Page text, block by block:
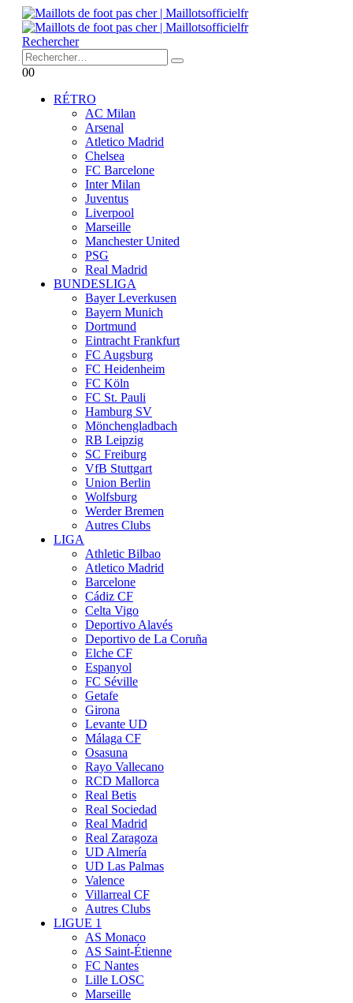
Rechercher
00
RÉTRO
AC Milan
Arsenal
Atletico Madrid
Chelsea
FC Barcelone
Inter Milan
Juventus
Liverpool
Marseille
Manchester United
PSG
Real Madrid
BUNDESLIGA
Bayer Leverkusen
Bayern Munich
Dortmund
Eintracht Frankfurt
FC Augsburg
FC Heidenheim
FC Köln
FC St. Pauli
Hamburg SV
Mönchengladbach
RB Leipzig
SC Freiburg
VfB Stuttgart
Union Berlin
Wolfsburg
Werder Bremen
Autres Clubs
LIGA
Athletic Bilbao
Atletico Madrid
Barcelone
Cádiz CF
Celta Vigo
Deportivo Alavés
Deportivo de La Coruña
Elche CF
Espanyol
FC Séville
Getafe
Girona
Levante UD
Málaga CF
Osasuna
Rayo Vallecano
RCD Mallorca
Real Betis
Real Sociedad
Real Madrid
Real Zaragoza
UD Almería
UD Las Palmas
Valence
Villarreal CF
Autres Clubs
LIGUE 1
AS Monaco
AS Saint-Étienne
FC Nantes
Lille LOSC
Marseille